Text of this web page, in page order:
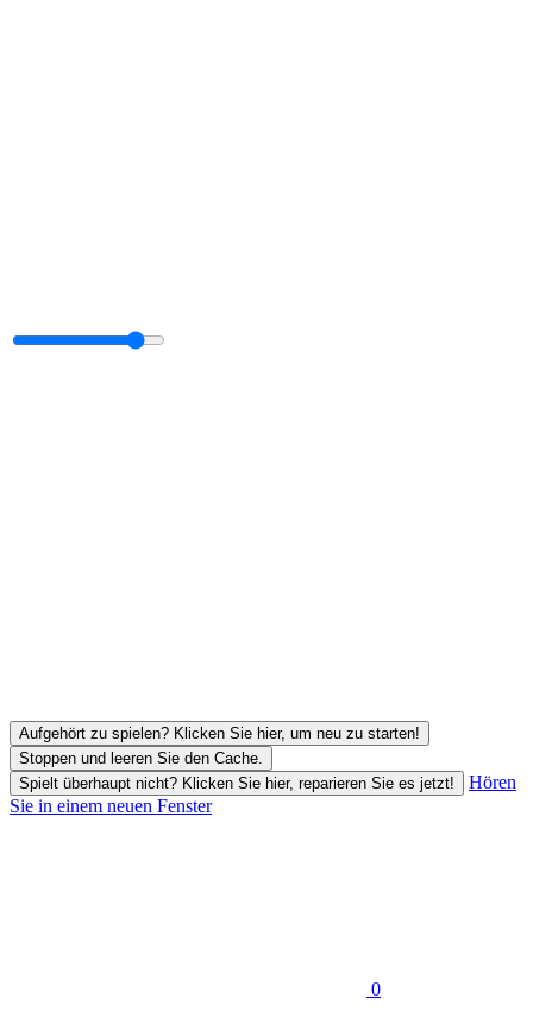
Aufgehört zu spielen? Klicken Sie hier, um neu zu starten!
Stoppen und leeren Sie den Cache.
Spielt überhaupt nicht? Klicken Sie hier, reparieren Sie es jetzt!
Hören
Sie in einem neuen Fenster
0